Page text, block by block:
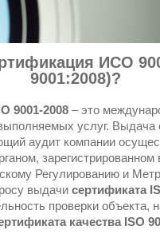
ИСО
9001:2008)?
9001-2008 – это
услуг. Выдача
аудит компании
Регулированию и
выдачи сертификата
проверки объекта,
качества ISO